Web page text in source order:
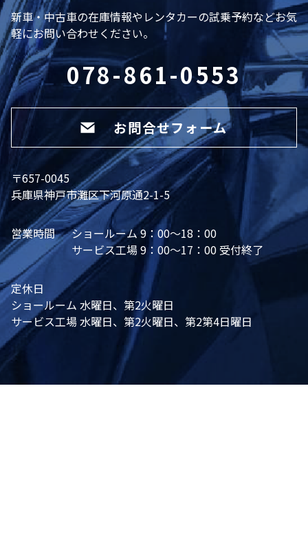
新車・中古車の在庫情報やレンタカーの試乗予約などお気
軽にお問い合わせください。
078-861-0553
お問合せフォーム
〒657-0045
兵庫県神戸市灘区下河原通2-1-5
営業時間
ショールーム 9：00～18：00
サービス工場 9：00～17：00 受付終了
定休日
ショールーム 水曜日、第2火曜日
サービス工場 水曜日、第2火曜日、第2第4日曜日